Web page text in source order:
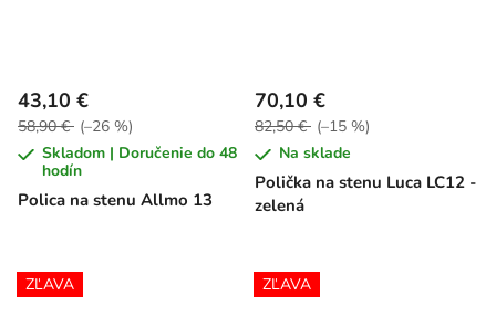
Polica na stenu Allmo 13
43,10 €
58,90 € (–26 %)
Skladom | Doručenie do 48
hodín
Polička na stenu Luca LC12 -
zelená
70,10 €
82,50 € (–15 %)
Na sklade
ZĽAVA ZĽAVA